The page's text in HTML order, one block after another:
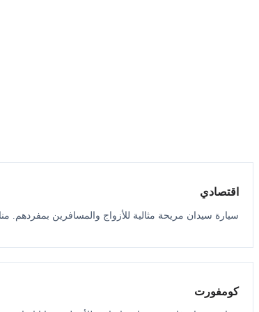
اقتصادي
سيارة سيدان مريحة مثالية للأزواج والمسافرين بمفردهم.
كومفورت